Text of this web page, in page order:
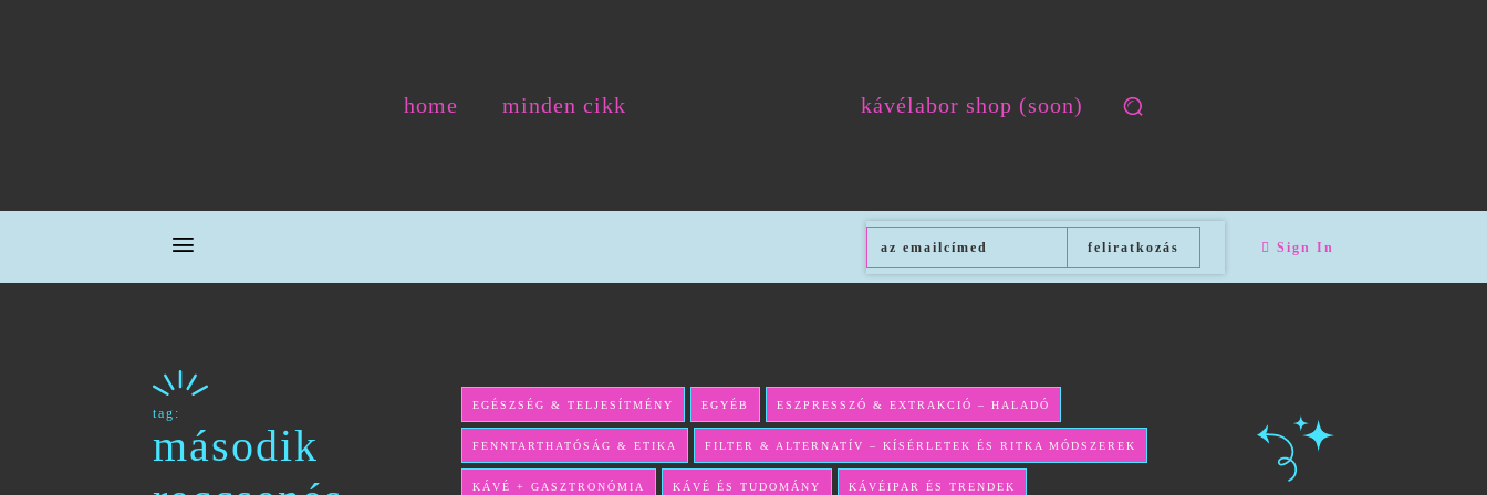
home minden cikk kávélabor shop (soon)
feliratkozás Sign In
tag:
második
EGÉSZSÉG & TELJESÍTMÉNY EGYÉB ESZPRESSZÓ & EXTRAKCIÓ – HALADÓ
FENNTARTHATÓSÁG & ETIKA FILTER & ALTERNATÍV – KÍSÉRLETEK ÉS RITKA MÓDSZEREK
KÁVÉ + GASZTRONÓMIA KÁVÉ ÉS TUDOMÁNY KÁVÉIPAR ÉS TRENDEK